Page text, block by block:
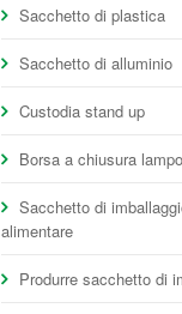
Sacchetto di plastica
Sacchetto di alluminio
Custodia stand up
Borsa a chiusura lampo
Sacchetto di
alimentare
Produrre sacchetto di